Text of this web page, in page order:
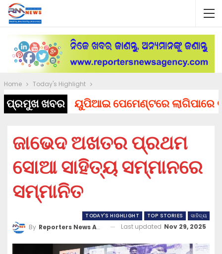
Home Today's Highlight
ପ୍ରମୁଖ ଖବରୟୁପିଆଇ ପେମେଣ୍ଟରେ ଲାଗିପାରେ ଚାର୍ଜ,
ଜାଭେଦ ଅଖତର ପ୍ରଥମ
ସୋଆ ସାହିତ୍ୟ ସମ୍ମାନରେ
ସମ୍ମାନିତ
TODAY'S HIGHLIGHT TOP STORIES ସାହିତ୍ୟ
By Reporters News Agency Last updated Nov 29, 2025